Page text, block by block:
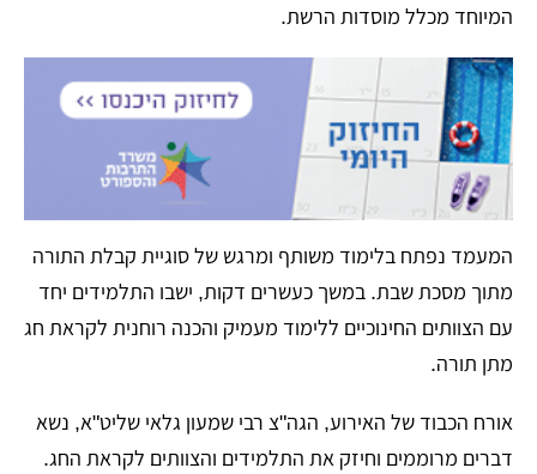
המיוחד מכלל מוסדות הרשת.
המעמד נפתח בלימוד משותף ומרגש של סוגיית קבלת התורה
מתוך מסכת שבת. במשך כעשרים דקות, ישבו התלמידים יחד
עם הצוותים החינוכיים ללימוד מעמיק והכנה רוחנית לקראת חג
מתן תורה.
אורח הכבוד של האירוע, הגה"צ רבי שמעון גלאי שליט"א, נשא
דברים מרוממים וחיזק את התלמידים והצוותים לקראת החג.